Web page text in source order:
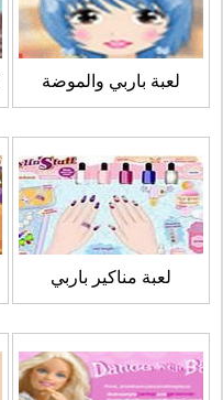
لعبة باربي والموضة
لعبة مناكير باربي